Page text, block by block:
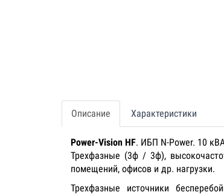
Описание Характеристики
Power-Vision HF. ИБП N-Power. 10
Трехфазные (3ф / 3ф),
помещений, офисов и др. нагрузки.
Трехфазные источники